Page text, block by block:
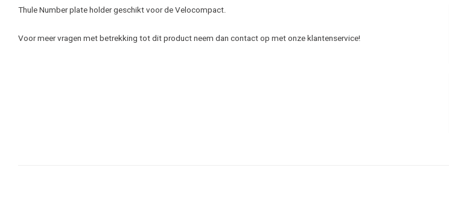
Thule Number plate holder geschikt voor de Velocompact.
Voor meer vragen met betrekking tot dit product neem dan contact op met onze klantenservice!